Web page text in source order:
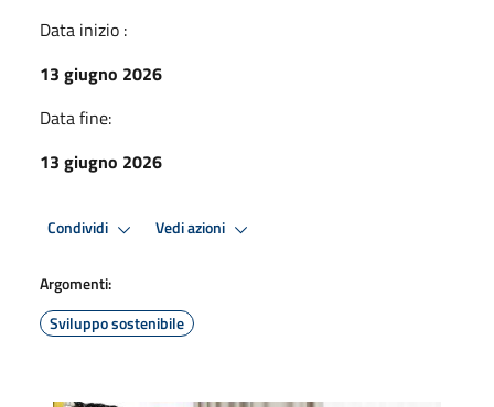
Data inizio :
13 giugno 2026
Data fine:
13 giugno 2026
Condividi Vedi azioni
Argomenti:
Sviluppo sostenibile